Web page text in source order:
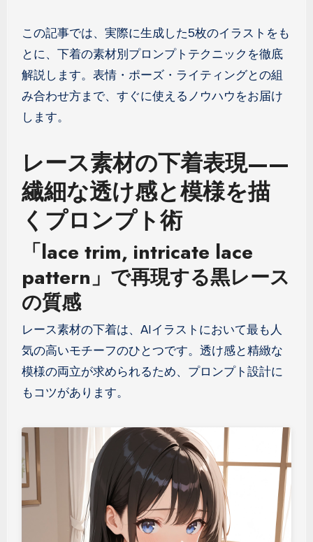
この記事では、実際に生成した5枚のイラストをも
とに、下着の素材別プロンプトテクニックを徹底
解説します。表情・ポーズ・ライティングとの組
み合わせ方まで、すぐに使えるノウハウをお届け
します。
レース素材の下着表現——
繊細な透け感と模様を描
くプロンプト術
「lace trim, intricate lace
pattern」で再現する黒レース
の質感
レース素材の下着は、AIイラストにおいて最も人
気の高いモチーフのひとつです。透け感と精緻な
模様の両立が求められるため、プロンプト設計に
もコツがあります。